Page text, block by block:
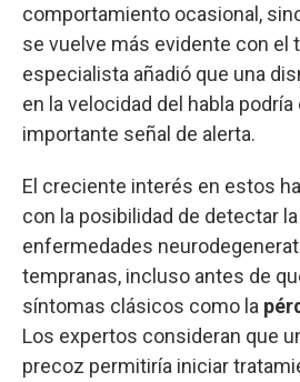
comportamiento ocasional,
se vuelve más evidente con el
especialista añadió que una
en la velocidad del habla
importante señal de alerta.
El creciente interés en estos
con la posibilidad de detectar la
enfermedades
tempranas, incluso antes de
síntomas clásicos como la
Los expertos consideran que
precoz permitiría iniciar